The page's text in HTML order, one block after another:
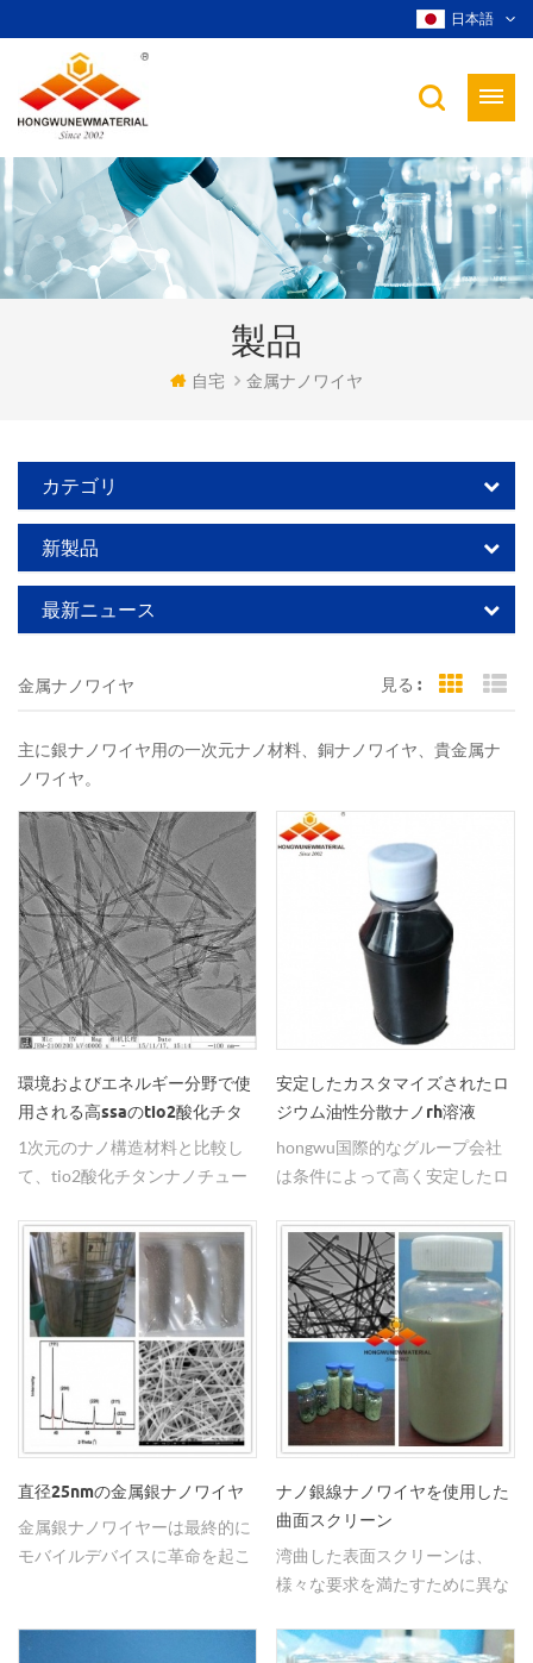
日本語
製品
自宅 金属ナノワイヤ
カテゴリ
新製品
最新ニュース
金属ナノワイヤ 見る : Grid
主に銀ナノワイヤ用の一次元ナノ材料、銅ナノワイヤ、貴金属ナ
ノワイヤ。
環境およびエネルギー分野で使
用される高ssaのtio2酸化チタ
ンナノチューブ
1次元のナノ構造材料と比較し
て、tio2酸化チタンナノチュー
優れています。
安定したカスタマイズされたロ
ジウム油性分散ナノrh溶液
hongwu国際的なグループ会社
は条件によって高く安定したロ
のカスタマイズされたサービス
を供給します。
直径25nmの金属銀ナノワイヤ
金属銀ナノワイヤーは最終的に
モバイルデバイスに革命を起こ
ナノ銀線ナノワイヤを使用した
曲面スクリーン
湾曲した表面スクリーンは、
様々な要求を満たすために異な
で利用可能なナノ銀線Agナノワ